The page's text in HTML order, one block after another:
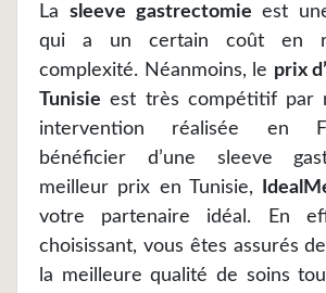
La sleeve gastrectomie est
qui a un certain coût en
complexité. Néanmoins, le prix
Tunisie est très compétitif par
intervention réalisée en
bénéficier d’une sleeve
meilleur prix en Tunisie,
votre partenaire idéal. En
choisissant, vous êtes assurés
la meilleure qualité de soins